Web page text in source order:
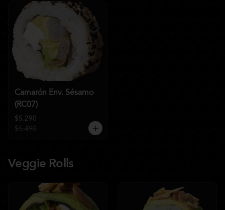
Camarón Env. Sésamo
(RC07)
$5.290
$5.490
Veggie Rolls